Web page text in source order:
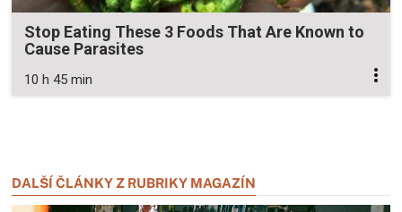
Stop Eating These 3 Foods That Are Known to
Cause Parasites
10 h 45 min
DALŠÍ ČLÁNKY Z RUBRIKY MAGAZÍN